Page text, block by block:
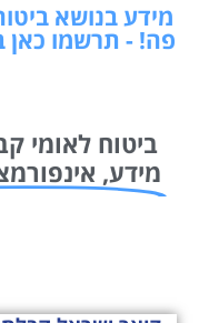
מידע בנושא
פה! - תרשמו כאן
ביטוח לאומי
מידע,